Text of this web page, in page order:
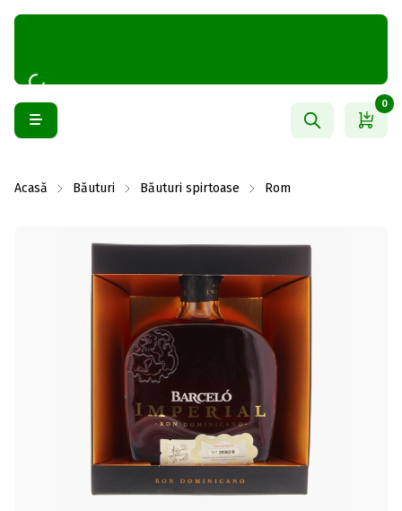
0
Acasă Băuturi Băuturi spirtoase Rom